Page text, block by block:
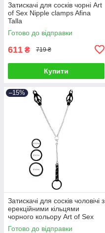
Затискачі для сосків чорні Art
of Sex Nipple clamps Afina
Talla
Готово до відправки
611 ₴ 719 ₴
Купити
–15%
Затискачі для сосків чоловічі з
ерекційними кільцями
чорного кольору Art of Sex
Talla
Готово до відправки